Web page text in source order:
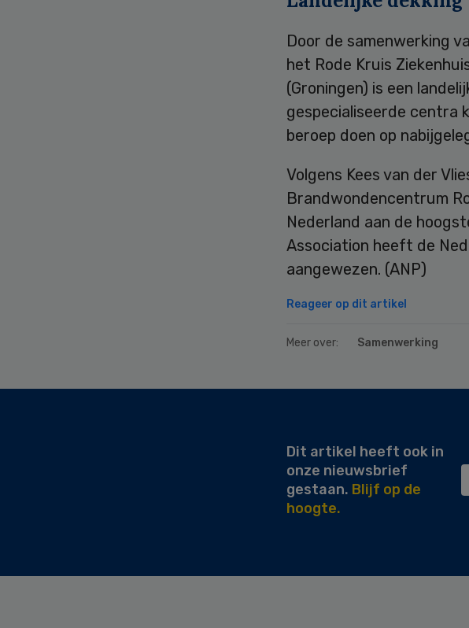
Door de samenwerking
het Rode Kruis
(Groningen) is een
gespecialiseerde centra
beroep doen op
Volgens Kees van der
Brandwondencentrum
Nederland aan de
Association heeft de
aangewezen. (ANP)
Reageer op dit artikel
Meer over: Samenwerking
Dit artikel heeft ook in
onze nieuwsbrief
gestaan. Blijf op de
hoogte.